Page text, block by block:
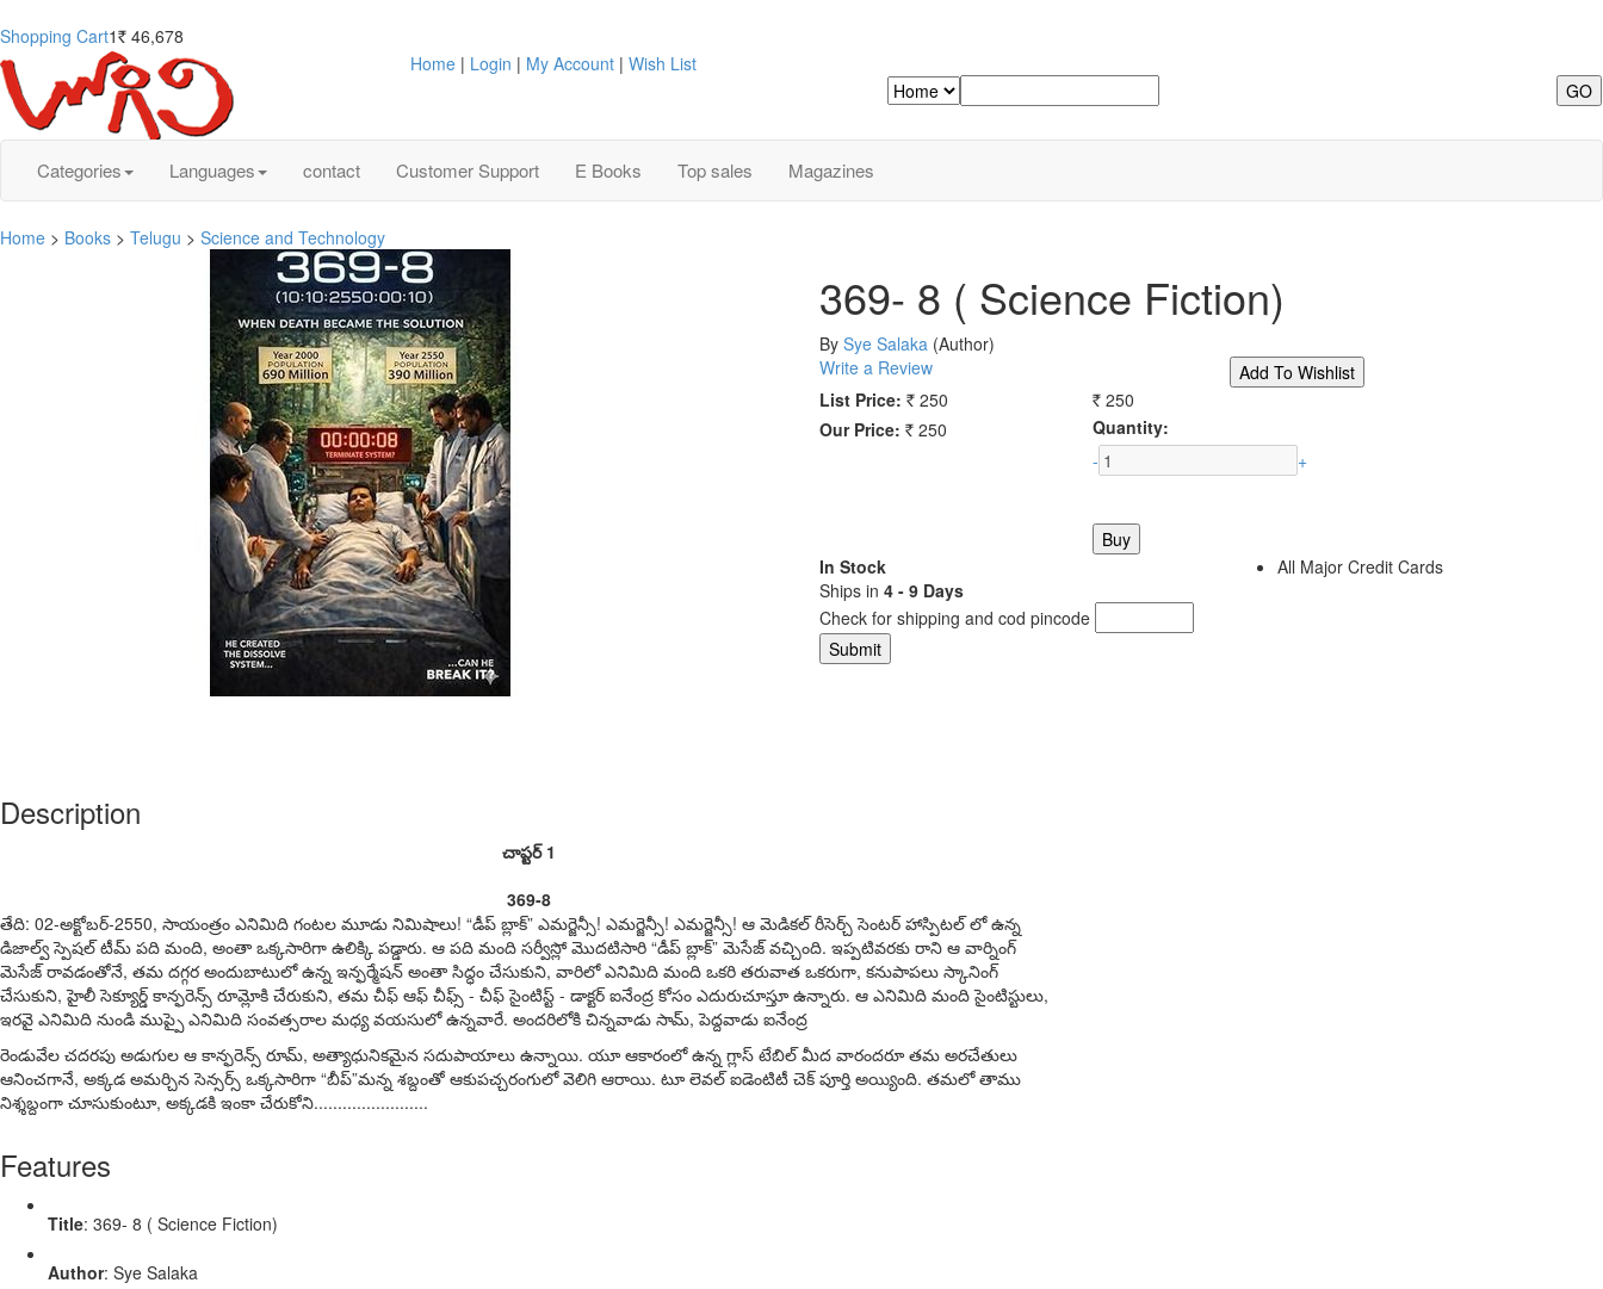
Shopping Cart1 Rs.
46,678
Home| Login | My Account| Wish List
Categories Languages contact Customer Support E Books Top sales Magazines
Home > Books > Telugu > Science and Technology
369- 8 ( Science Fiction)
By Sye Salaka (Author)
Write a Review
List Price:
Rs.
250
Our Price:
Rs. 250
Rs.
250
Quantity:
-
+
In Stock
Ships in 4 - 9 Days
All Major Credit Cards
Check for shipping and cod pincode
Description
చాప్టర్ 1
369-8
తేది: 02-అక్టోబర్-2550, సాయంత్రం ఎనిమిది గంటల మూడు నిమిషాలు! “డీప్ బ్లాక్” ఎమర్జెన్సీ! ఎమర్జెన్సీ! ఎమర్జెన్సీ! ఆ మెడికల్ రీసెర్చ్ సెంటర్ హాస్పిటల్ లో ఉన్న
డిజాల్వ్ స్పెషల్ టీమ్ పది మంది, అంతా ఒక్కసారిగా ఉలిక్కి పడ్డారు. ఆ పది మంది సర్వీస్లో మొదటిసారి “డీప్ బ్లాక్” మెసేజ్ వచ్చింది. ఇప్పటివరకు రాని ఆ వార్నింగ్
మెసేజ్ రావడంతోనే, తమ దగ్గర అందుబాటులో ఉన్న ఇన్ఫర్మేషన్ అంతా సిద్ధం చేసుకుని, వారిలో ఎనిమిది మంది ఒకరి తరువాత ఒకరుగా, కనుపాపలు స్కానింగ్
చేసుకుని, హైలీ సెక్యూర్డ్ కాన్ఫరెన్స్ రూమ్లోకి చేరుకుని, తమ చీఫ్ ఆఫ్ చీఫ్స్ - చీఫ్ సైంటిస్ట్ - డాక్టర్ ఐనేంద్ర కోసం ఎదురుచూస్తూ ఉన్నారు. ఆ ఎనిమిది మంది సైంటిస్టులు,
ఇరవై ఎనిమిది నుండి ముప్పై ఎనిమిది సంవత్సరాల మధ్య వయసులో ఉన్నవారే. అందరిలోకి చిన్నవాడు సామ్, పెద్దవాడు ఐనేంద్ర
రెండువేల చదరపు అడుగుల ఆ కాన్ఫరెన్స్ రూమ్, అత్యాధునికమైన సదుపాయాలు ఉన్నాయి. యూ ఆకారంలో ఉన్న గ్లాస్ టేబిల్ మీద వారందరూ తమ అరచేతులు
ఆనించగానే, అక్కడ అమర్చిన సెన్సర్స్ ఒక్కసారిగా “బీప్”మన్న శబ్దంతో ఆకుపచ్చరంగులో వెలిగి ఆరాయి. టూ లెవల్ ఐడెంటిటీ చెక్ పూర్తి అయ్యింది. తమలో తాము
నిశ్శబ్దంగా చూసుకుంటూ, అక్కడకి ఇంకా చేరుకోని........................
Features
Title: 369- 8 ( Science Fiction)
Author: Sye Salaka